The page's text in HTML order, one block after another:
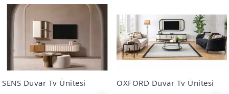
SENS Duvar Tv Ünitesi OXFORD Duvar Tv Ünitesi